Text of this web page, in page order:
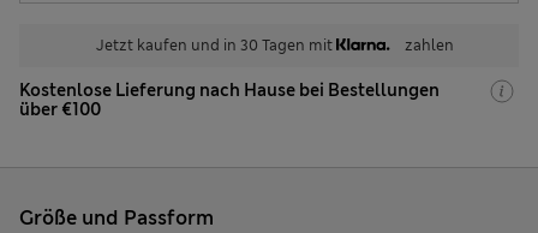
Jetzt kaufen und in 30 Tagen mit zahlen
Kostenlose Lieferung nach Hause bei Bestellungen
über €100
Größe und Passform